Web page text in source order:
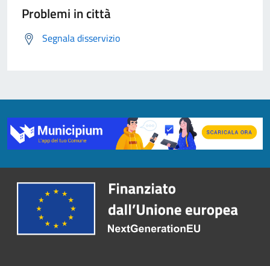
Problemi in città
Segnala disservizio